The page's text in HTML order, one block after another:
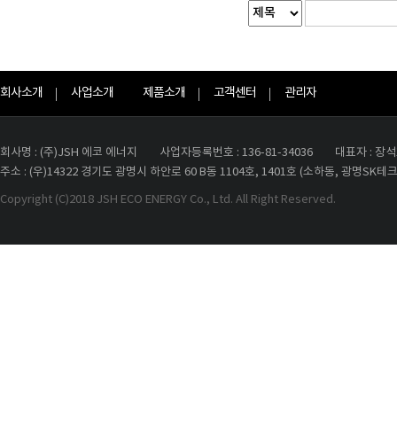
회사소개 사업소개 제품소개 고객센터 관리자
회사명 : (주)JSH 에코 에너지 사업자등록번호 : 136-81-34036
대표자 : 장
주소 : (우)14322 경기도 광명시 하안로 60 B동 1104호, 1401호 (소하동, 광명SK테
Copyright (C)2018 JSH ECO ENERGY Co., Ltd. All Right Reserved.